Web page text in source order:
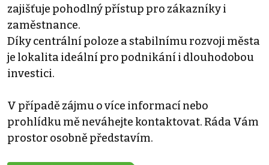
zajišťuje pohodlný přístup pro zákazníky i
zaměstnance.
Díky centrální poloze a stabilnímu rozvoji města
je lokalita ideální pro podnikání i dlouhodobou
investici.
V případě zájmu o více informací nebo
prohlídku mě neváhejte kontaktovat. Ráda Vám
prostor osobně představím.